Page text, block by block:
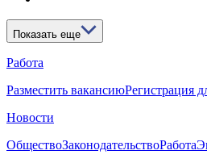
Показать еще
Работа
Разместить вакансиюРегистрация
Новости
ОбществоЗаконодательствоРабота